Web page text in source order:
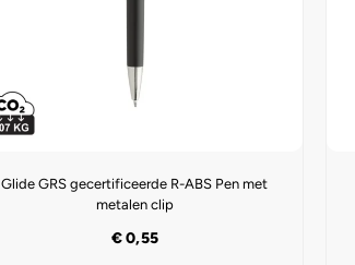
Glide GRS gecertificeerde R-ABS Pen met
metalen clip
€0,55